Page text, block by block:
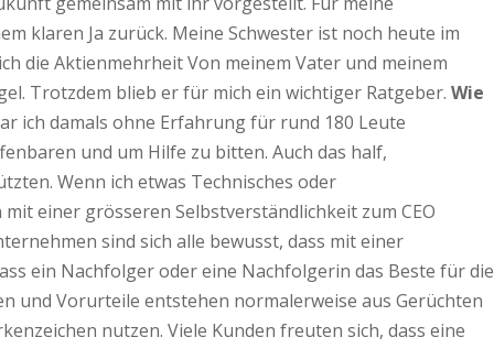
klaren Ja zurück. Meine Schwester ist noch heute im
die Aktienmehrheit Von meinem Vater und meinem
Trotzdem blieb er für mich ein wichtiger Ratgeber. Wie
ich damals ohne Erfahrung für rund 180 Leute
und um Hilfe zu bitten. Auch das half,
Wenn ich etwas Technisches oder
einer grösseren Selbstverständlichkeit zum CEO
sind sich alle bewusst, dass mit einer
ein Nachfolger oder eine Nachfolgerin das Beste für die
und Vorurteile entstehen normalerweise aus Gerüchten
nutzen. Viele Kunden freuten sich, dass eine